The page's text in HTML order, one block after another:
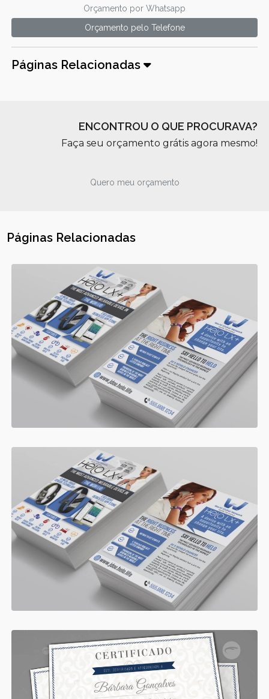
Orçamento por Whatsapp
Orçamento pelo Telefone
Páginas Relacionadas
ENCONTROU O QUE PROCURAVA?
Faça seu orçamento grátis agora mesmo!
Quero meu orçamento
Páginas Relacionadas